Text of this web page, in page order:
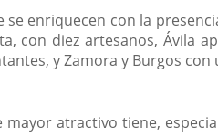
enriquecen con la
con diez artesanos, Ávila
y Zamora y Burgos con
atractivo tiene,